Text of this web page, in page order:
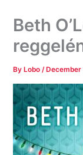
Beth
By Lobo/ December
k
k